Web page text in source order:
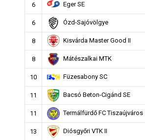
6 Eger SE
6 Ózd-Sajóvölgye
8 Kisvárda Master Good II
8 Mátészalkai MTK
10 Füzesabony SC
11 Bacsó Beton-Cigánd SE
11 Termálfürdő FC Tiszaújváros
13 Diósgyőri VTK II